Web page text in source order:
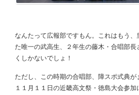
なんたって広報部ですもん。これはもう、
た唯一の武高生、２年生の藤木・合唱部
くしかないでしょ！
ただし、この時期の合唱部、障スポ式典が
１１月１１日の近畿高文祭・徳島大会参